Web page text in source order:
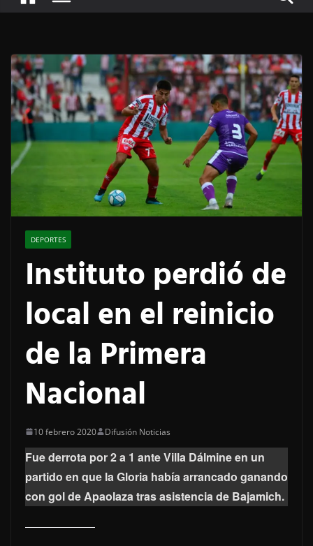
DEPORTES
Instituto perdió de
local en el reinicio
de la Primera
Nacional
10 febrero 2020 Difusión Noticias
Fue derrota por 2 a 1 ante Villa Dálmine en un
partido en que la Gloria había arrancado ganando
con gol de Apaolaza tras asistencia de Bajamich.